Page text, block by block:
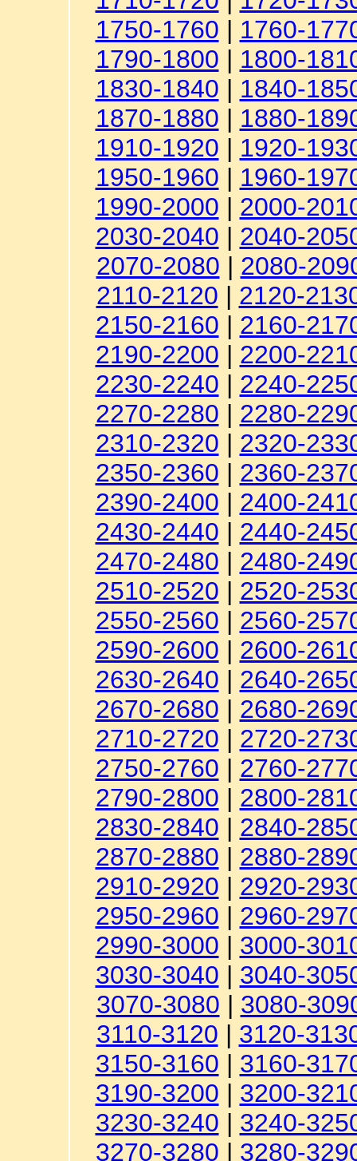
1750-1760 | 1760-
1790-1800 | 1800-
1830-1840 | 1840-
1870-1880 | 1880-
1910-1920 | 1920-
1950-1960 | 1960-
1990-2000 | 2000-
2030-2040 | 2040-
2070-2080 | 2080-
2110-2120 | 2120-
2150-2160 | 2160-
2190-2200 | 2200-
2230-2240 | 2240-
2270-2280 | 2280-
2310-2320 | 2320-
2350-2360 | 2360-
2390-2400 | 2400-
2430-2440 | 2440-
2470-2480 | 2480-
2510-2520 | 2520-
2550-2560 | 2560-
2590-2600 | 2600-
2630-2640 | 2640-
2670-2680 | 2680-
2710-2720 | 2720-
2750-2760 | 2760-
2790-2800 | 2800-
2830-2840 | 2840-
2870-2880 | 2880-
2910-2920 | 2920-
2950-2960 | 2960-
2990-3000 | 3000-
3030-3040 | 3040-
3070-3080 | 3080-
3110-3120 | 3120-
3150-3160 | 3160-
3190-3200 | 3200-
3230-3240 | 3240-
3270-3280 | 3280-